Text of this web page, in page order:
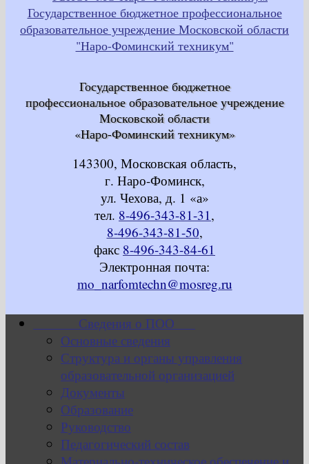
Государственное бюджетное
профессиональное образовательное учреждение
Московской области
«Наро-Фоминский техникум»
143300, Московская область,
г. Наро-Фоминск,
ул. Чехова, д. 1 «а»
тел. 8-496-343-81-31,
8-496-343-81-50,
факс 8-496-343-84-61
Электронная почта:
mo_narfomtechn@mosreg.ru
Сведения о ПОО
Основные сведения
Структура и органы управления
образовательной организацией
Документы
Образование
Руководство
Педагогический состав